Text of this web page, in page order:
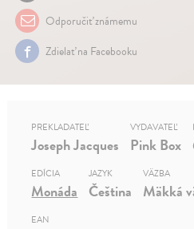
Odporučiť známemu
Zdielať na Facebooku
PREKLADATEĽ
Joseph Jacques
VYDAVATEĽ
Pink Box
EDÍCIA
Monáda
JAZYK
Čeština
VÄZBA
Mäkká
EAN